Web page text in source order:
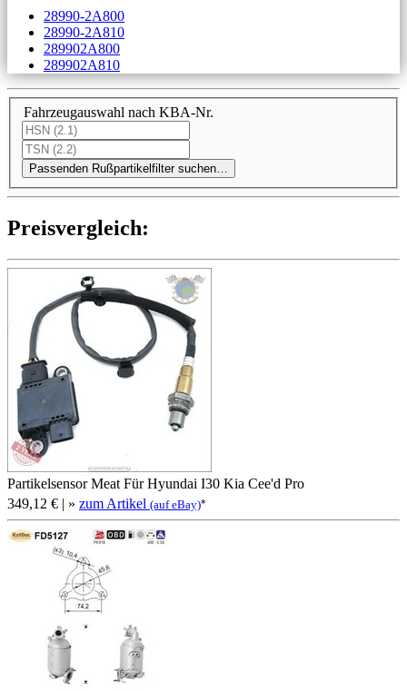
28990-2A800
28990-2A810
289902A800
289902A810
Fahrzeugauswahl nach KBA-Nr.
Passenden Rußpartikelfilter suchen…
Preis­ver­gleich:
Partikelsensor Meat Für Hyundai I30 Kia Cee'd Pro
349,12 € | » zum Artikel (auf eBay)*